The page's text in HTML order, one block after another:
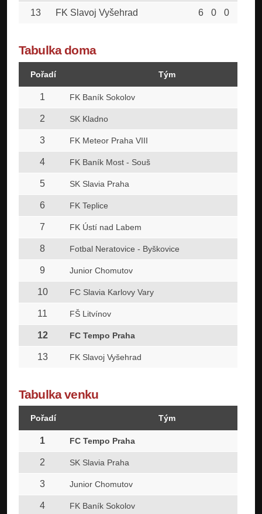
13 FK Slavoj Vyšehrad 6 0 0
Tabulka doma
Pořadí Tým
1 FK Baník Sokolov
2 SK Kladno
3 FK Meteor Praha VIII
4 FK Baník Most - Souš
5 SK Slavia Praha
6 FK Teplice
7 FK Ústí nad Labem
8 Fotbal Neratovice - Byškovice
9 Junior Chomutov
10 FC Slavia Karlovy Vary
11 FŠ Litvínov
12 FC Tempo Praha
13 FK Slavoj Vyšehrad
Tabulka venku
Pořadí Tým
1 FC Tempo Praha
2 SK Slavia Praha
3 Junior Chomutov
4 FK Baník Sokolov